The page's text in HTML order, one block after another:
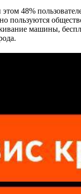
48%
машины,